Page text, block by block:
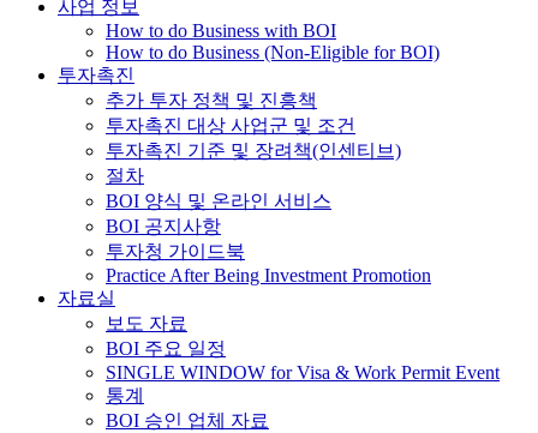
사업 정보
How to do Business with BOI
How to do Business (Non-Eligible for BOI)
투자촉진
추가 투자 정책 및 진흥책
투자촉진 대상 사업군 및 조건
투자촉진 기준 및 장려책(인센티브)
절차
BOI 양식 및 온라인 서비스
BOI 공지사항
투자청 가이드북
Practice After Being Investment Promotion
자료실
보도 자료
BOI 주요 일정
SINGLE WINDOW for Visa & Work Permit Event
통계
BOI 승인 업체 자료